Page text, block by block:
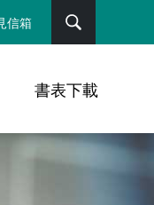
信箱
書表下載